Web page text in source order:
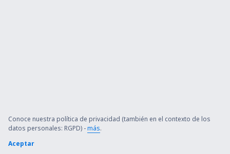
Conoce nuestra política de privacidad (también en el contexto de los
datos personales: RGPD) -más.
Aceptar